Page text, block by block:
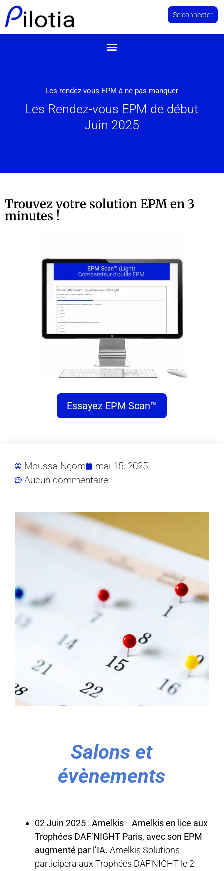
Se connecter
Les rendez-vous EPM à ne pas manquer
Les Rendez-vous EPM de début
Juin 2025
Trouvez votre solution EPM en 3
minutes !
Essayez EPM Scan™
Moussa Ngom
mai 15, 2025
Aucun commentaire
Salons et
évènements
02 Juin 2025 : Amelkis –Amelkis en lice aux
Trophées DAF’NIGHT Paris, avec son EPM
augmenté par l’IA. Amelkis Solutions
participera aux Trophées DAF’NIGHT le 2